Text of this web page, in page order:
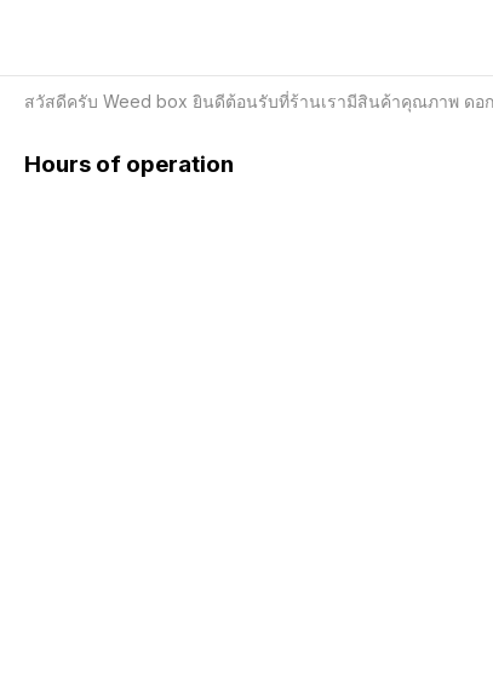
สวัสดีครับ Weed box ยินดีต้อนรับที่ร้านเรามีสินค้าคุณภาพ ด
Hours of operation